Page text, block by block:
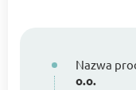
Nazwa
o.o.